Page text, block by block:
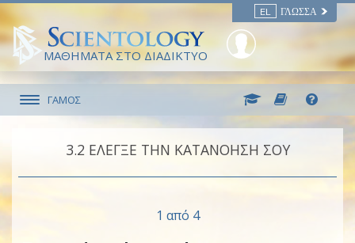
EL ΓΛΏΣΣΑ
ΜΑΘΗΜΑΤΑ ΣΤΟ ΔΙΑΔΙΚΤΥΟ
ΓΑΜΟΣ
3.‎2 ΕΛΕΓΞΕ ΤΗΝ ΚΑΤΑΝΟΗΣΗ ΣΟΥ
1 από 4